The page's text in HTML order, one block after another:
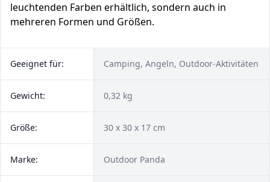
leuchtenden Farben erhältlich, sondern auch in
mehreren Formen und Größen.
Geeignet für: Camping, Angeln, Outdoor-Aktivitäten
Gewicht: 0,32 kg
Größe: ‎30 x 30 x 17 cm
Marke: Outdoor Panda